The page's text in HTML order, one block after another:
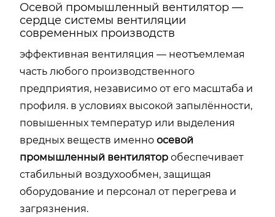
Осевой промышленный вентилятор —
сердце системы вентиляции
современных производств
эффективная вентиляция — неотъемлемая
часть любого производственного
предприятия, независимо от его масштаба и
профиля. в условиях высокой запылённости,
повышенных температур или выделения
вредных веществ именно осевой
промышленный вентилятор обеспечивает
стабильный воздухообмен, защищая
оборудование и персонал от перегрева и
загрязнения.